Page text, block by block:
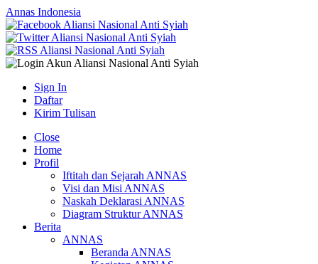
Annas Indonesia
Sign In
Daftar
Kirim Tulisan
Close
Home
Profil
Iftitah dan Sejarah ANNAS
Visi dan Misi ANNAS
Naskah Deklarasi ANNAS
Diagram Struktur ANNAS
Berita
ANNAS
Beranda ANNAS